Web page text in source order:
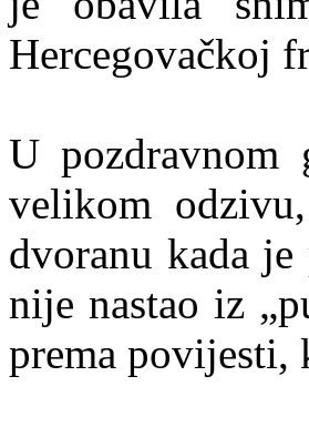
Hercegovačkoj
U
velikom
dvoranu kada
nije nastao iz
prema povijesti,